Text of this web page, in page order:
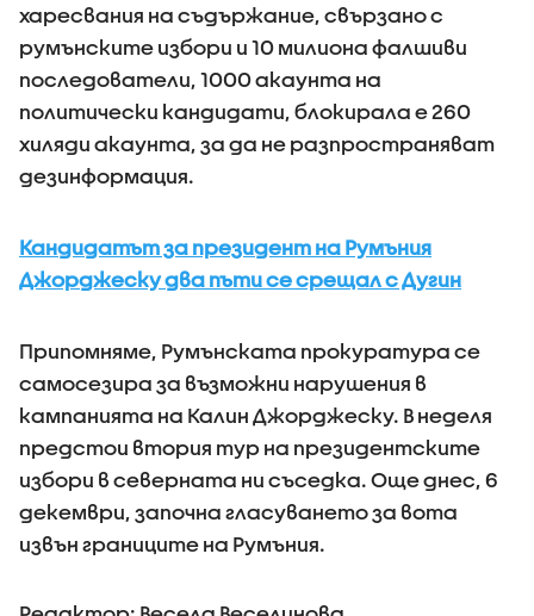
харесвания на съдържание, свързано с
румънските избори и 10 милиона фалшиви
последователи, 1000 акаунта на
политически кандидати, блокирала е 260
хиляди акаунта, за да не разпространяват
дезинформация.
Кандидатът за президент на Румъния
Джорджеску два пъти се срещал с Дугин
Припомняме, Румънската прокуратура се
самосезира за възможни нарушения в
кампанията на Калин Джорджеску. В неделя
предстои втория тур на президентските
избори в северната ни съседка. Още днес, 6
декември, започна гласуването за вота
извън границите на Румъния.